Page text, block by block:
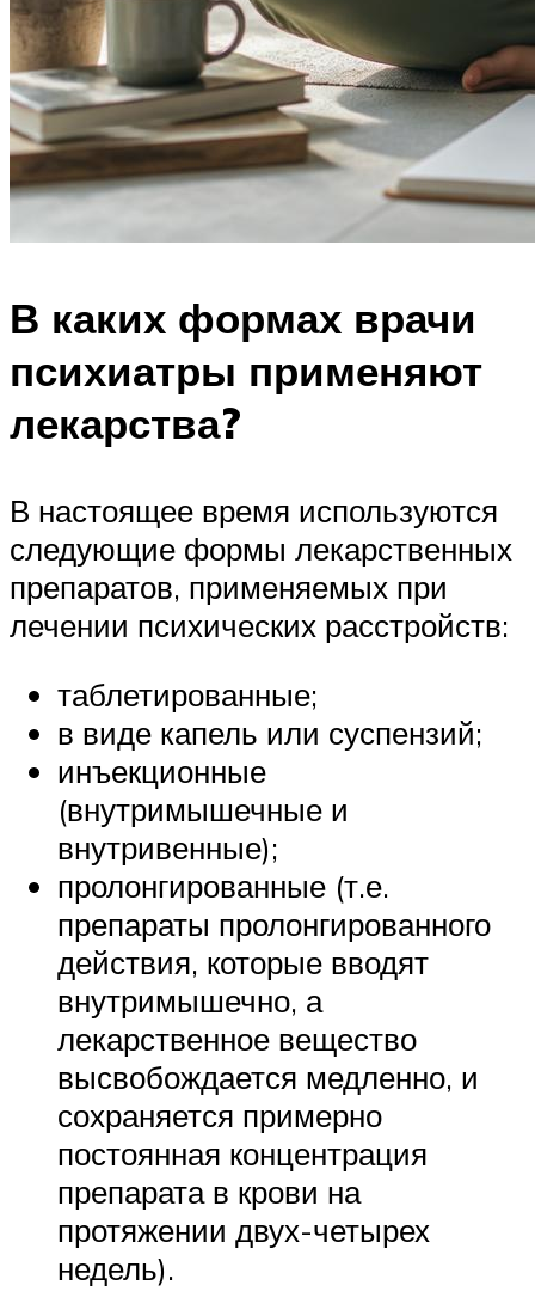
В каких формах врачи
психиатры применяют
лекарства?
В настоящее время используются
следующие формы лекарственных
препаратов, применяемых при
лечении психических расстройств:
таблетированные;
в виде капель или суспензий;
инъекционные
(внутримышечные и
внутривенные);
пролонгированные (т.е.
препараты пролонгированного
действия, которые вводят
внутримышечно, а
лекарственное вещество
высвобождается медленно, и
сохраняется примерно
постоянная концентрация
препарата в крови на
протяжении двух-четырех
недель).